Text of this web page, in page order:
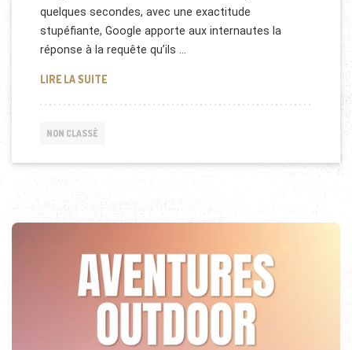
quelques secondes, avec une exactitude
stupéfiante, Google apporte aux internautes la
réponse à la requête qu’ils …
LIRE LA SUITEDOCUMENTAIRE COMPLET SUR GOOGLE
NON CLASSÉ